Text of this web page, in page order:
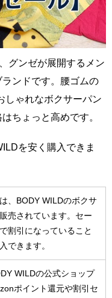
グンゼが展開するメン
ンドです。腰ゴムの
しゃれなボクサーパン
ちょっと高めです。
を安く購入できま
、BODY WILDのボクサ
売されています。セー
割引になっていること
できます。
WILDの公式ショップ
ポイント還元や割引セ